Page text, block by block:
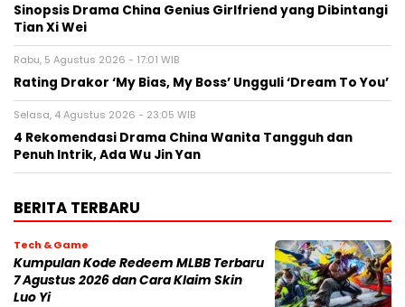
Sinopsis Drama China Genius Girlfriend yang Dibintangi
Tian Xi Wei
Rabu, 5 Agustus 2026 - 17:01 WIB
Rating Drakor ‘My Bias, My Boss’ Ungguli ‘Dream To You’
Selasa, 4 Agustus 2026 - 23:05 WIB
4 Rekomendasi Drama China Wanita Tangguh dan
Penuh Intrik, Ada Wu Jin Yan
BERITA TERBARU
Tech & Game
Kumpulan Kode Redeem MLBB Terbaru
7 Agustus 2026 dan Cara Klaim Skin
Luo Yi